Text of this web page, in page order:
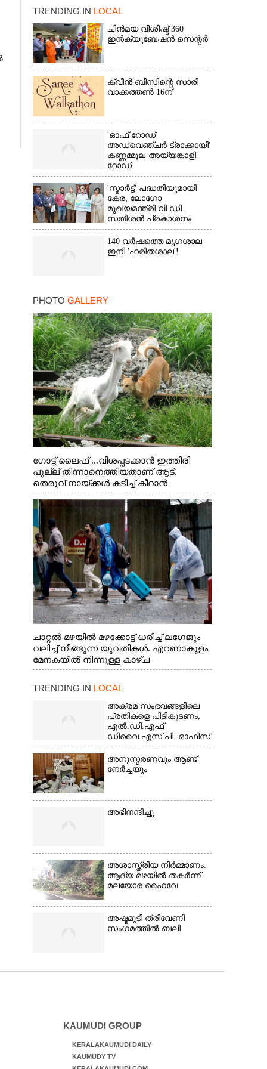
TRENDING IN LOCAL
ചിൻമയ വിശിഷ്ട് 360
ഇൻക്യുബേഷൻ സെന്റർ
ക്വീൻ ബീസിന്റെ സാരി
വാക്കത്തൺ 16ന്
'ഓഫ് റോഡ്
അഡ്വെഞ്ചർ ട്രാക്കായി'
കണ്ണമ്മൂല-അയ്യങ്കാളി
റോഡ്
'സ്മാർട്ട്' പദ്ധതിയുമായി
കേര; ലോഗോ
മുഖ്യമന്ത്രി വി ഡി
സതീശൻ പ്രകാശനം
ചെയ്തു
140 വർഷത്തെ മൃഗശാല
ഇനി 'ഹരിതശാല'!
PHOTO GALLERY
ഗോട്ട് ലൈഫ് ...വിശപ്പടക്കാൻ ഇത്തിരി
പുല്ല് തിന്നാനെത്തിയതാണ് ആട്.
തെരുവ് നായ്ക്കൾ കടിച്ച് കീറാൻ
വന്നതോടെ വയറിന്റെ ആന്തൽ മറന്ന്
ജീവന് വേണ്ടിയായി ഓട്ടം. എറണാകുളം
വാത്തുരുത്തിയിൽ നിന്നുള്ള കാഴ്ച
ചാറ്റൽ മഴയിൽ മഴക്കോട്ട് ധരിച്ച് ലഗേജും
വലിച്ച് നീങ്ങുന്ന യുവതികൾ. എറണാകുളം
മേനകയിൽ നിന്നുള്ള കാഴ്ച
TRENDING IN LOCAL
അക്രമ സംഭവങ്ങളിലെ
പ്രതികളെ പിടികൂടണം;
എൽ.ഡി.എഫ്
ഡിവൈ.എസ്.പി. ഓഫീസ്
മാർച്ച്
അനുസ്മരണവും ആണ്ട്
നേർച്ചയും
അഭിനന്ദിച്ചു
അശാസ്ത്രീയ നിർമ്മാണം:
ആദ്യ മഴയിൽ തകർന്ന്
മലയോര ഹൈവേ
അഷ്ടമുടി ത്രിവേണി
സംഗമത്തിൽ ബലി
KAUMUDI GROUP
KERALAKAUMUDI DAILY
KAUMUDY TV
×